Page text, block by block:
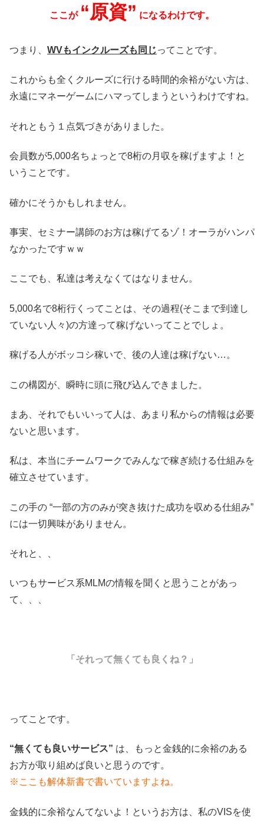
ここが “原資” になるわけです。
つまり、 WVもインクルーズも同じってことです。
これからも全くクルーズに行ける時間的余裕がない方は、
永遠にマネーゲームにハマってしまうというわけですね。
それともう１点気づきがありました。
会員数が5,000名ちょっとで8桁の月収を稼げますよ！と
いうことです。
確かにそうかもしれません。
事実、セミナー講師のお方は稼げてるゾ！オーラがハンパ
なかったですｗｗ
ここでも、私達は考えなくてはなりません。
5,000名で8桁行くってことは、その過程(そこまで到達し
ていない人々)の方達って稼げないってことでしょ。
稼げる人がボッコシ稼いで、後の人達は稼げない…。
この構図が、瞬時に頭に飛び込んできました。
まあ、それでもいいって人は、あまり私からの情報は必要
ないと思います。
私は、本当にチームワークでみんなで稼ぎ続ける仕組みを
確立させています。
この手の “一部の方のみが突き抜けた成功を収める仕組み”
には一切興味がありません。
それと、、
いつもサービス系MLMの情報を聞くと思うことがあっ
て、、、
「それって無くても良くね？」
ってことです。
“無くても良いサービス” は、もっと金銭的に余裕のある
お方が取り組めば良いと思うのです。
※ここも解体新書で書いていますよね。
金銭的に余裕なんてないよ！というお方は、私のVISを使